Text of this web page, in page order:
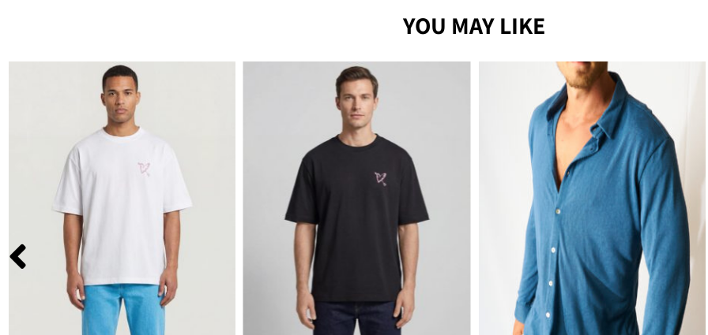
YOU MAY LIKE